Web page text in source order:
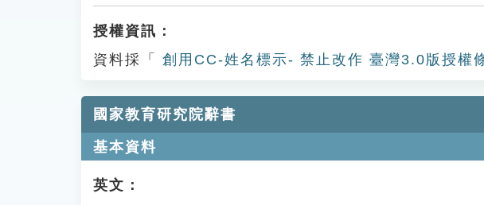
授權資訊：
資料採「
創用CC-姓名標示- 禁止改作 臺灣3.0版授權
國家教育研究院辭書
基本資料
英文：